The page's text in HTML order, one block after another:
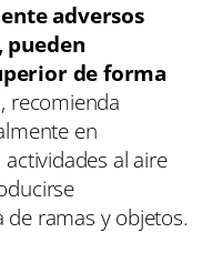
adversos
pueden
de forma
recomienda
en
al aire
de ramas y objetos.